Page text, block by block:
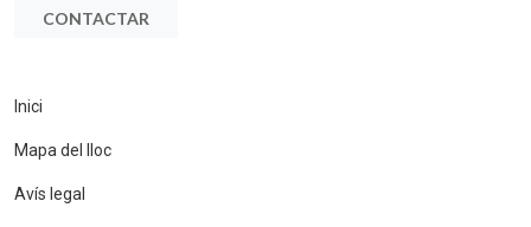
CONTACTAR
Inici
Mapa del lloc
Avís legal